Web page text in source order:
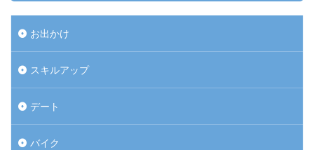
お出かけ
スキルアップ
デート
バイク